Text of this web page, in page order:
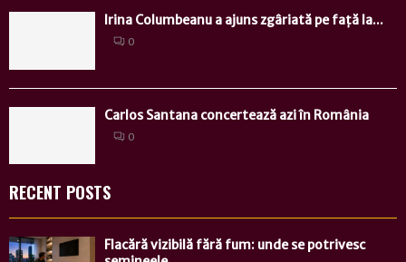
Irina Columbeanu a ajuns zgâriată pe față la...
0
Carlos Santana concertează azi în România
0
RECENT POSTS
Flacără vizibilă fără fum: unde se potrivesc